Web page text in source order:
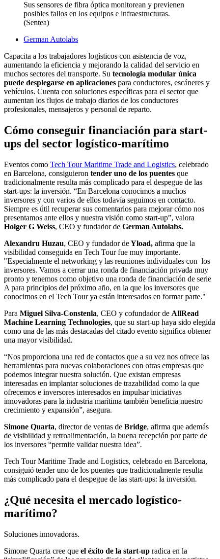
Sus sensores de fibra óptica monitorean y previenen
posibles fallos en los equipos e infraestructuras.
(Sentea)
German Autolabs
Capacita a los trabajadores logísticos con asistencia de voz,
aumentando la eficiencia y mejorando la calidad del servicio en
muchos sectores del transporte. Su tecnología modular única
puede desplegarse en aplicaciones para conductores, escáneres y
vehículos. Cuenta con soluciones específicas para el sector que
aumentan los flujos de trabajo diarios de los conductores
profesionales, mensajeros y personal de reparto.
Cómo conseguir financiación para start-
ups del sector logístico-marítimo
Eventos como Tech Tour Maritime Trade and Logistics, celebrado
en Barcelona, consiguieron tender uno de los puentes que
tradicionalmente resulta más complicado para el despegue de las
start-ups: la inversión. “En Barcelona conocimos a muchos
inversores y con varios de ellos todavía seguimos en contacto.
Siempre es útil recuperar sus comentarios para mejorar cómo nos
presentamos ante ellos y nuestra visión como start-up”, valora
Holger G Weiss, CEO y fundador de German Autolabs.
Alexandru Huzau, CEO y fundador deYload, afirma que la
visibilidad conseguida en Tech Tour fue muy importante.
"Especialmente el networking y las reuniones individuales con los
inversores. Vamos a cerrar una ronda de financiación privada muy
pronto y tenemos como objetivo una ronda de financiación de serie
A para principios del próximo año, en la que los inversores que
conocimos en el Tech Tour ya están interesados en formar parte."
Para Miguel Silva-Constenla, CEO y cofundador de AllRead
Machine Learning Technologies, que su start-up haya sido elegida
como una de las más destacadas del citado evento significa obtener
una mayor visibilidad.
“Nos proporciona una red de contactos que a su vez nos ofrece las
herramientas para nuevas colaboraciones con otras empresas que
podemos integrar nuestra solución. Que existan empresas
interesadas en implantar soluciones de trazabilidad como la que
ofrecemos e inversores interesados en impulsar iniciativas
innovadoras para la industria marítima también beneficia nuestro
crecimiento y expansión”, asegura.
Simone Quarta, director de ventas de Bridge, afirma que además
de visibilidad y retroalimentación, la buena recepción por parte de
los inversores “permite validar nuestra idea”.
Tech Tour Maritime Trade and Logistics, celebrado en Barcelona,
consiguió tender uno de los puentes que tradicionalmente resulta
más complicado para el despegue de las start-ups: la inversión.
¿Qué necesita el mercado logístico-
marítimo?
Soluciones innovadoras.
Simone Quarta cree que el éxito de la start-up radica en la